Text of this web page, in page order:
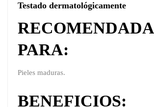
Testado dermatológicamente
RECOMENDADA
PARA:
Pieles maduras.
BENEFICIOS: